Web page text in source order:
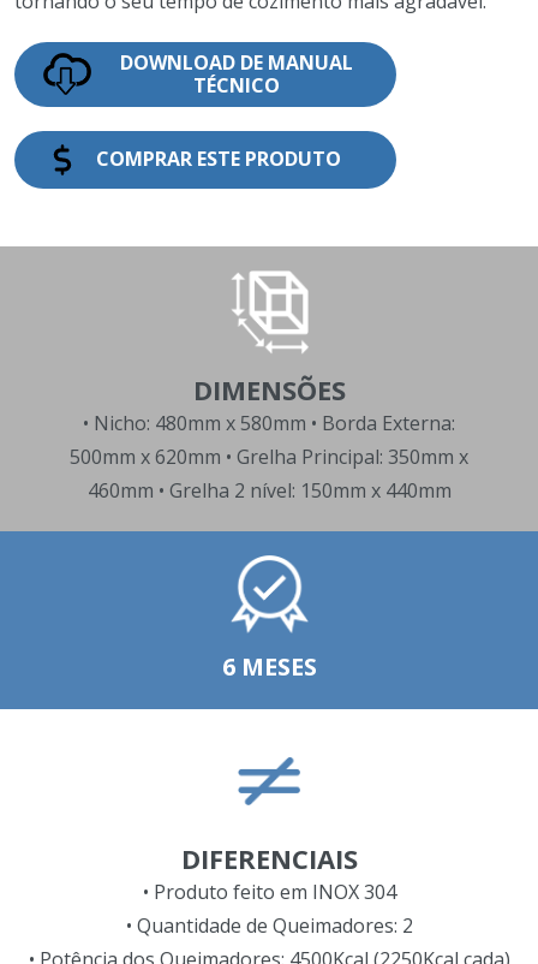
DOWNLOAD DE MANUAL
TÉCNICO
COMPRAR ESTE PRODUTO
DIMENSÕES
• Nicho: 480mm x 580mm • Borda Externa:
500mm x 620mm • Grelha Principal: 350mm x
460mm • Grelha 2 nível: 150mm x 440mm
6 MESES
DIFERENCIAIS
• Produto feito em INOX 304
• Quantidade de Queimadores: 2